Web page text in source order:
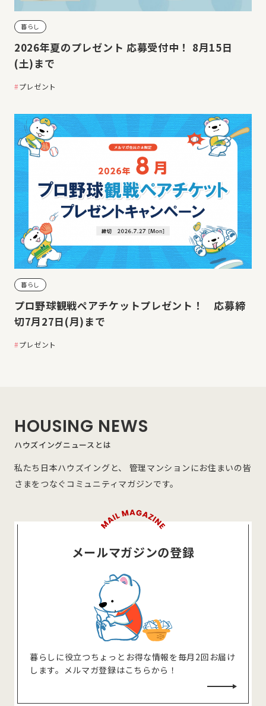
暮らし
2026年夏のプレゼント 応募受付中！ 8月15日
(土)まで
プレゼント
暮らし
プロ野球観戦ペアチケットプレゼント！ 応募締
切7月27日(月)まで
プレゼント
HOUSING NEWS
ハウズイングニュースとは
私たち日本ハウズイングと、 管理マンションにお住まいの皆
さまをつなぐコミュニティマガジンです。
メールマガジンの登録
暮らしに役⽴つちょっとお得な情報を毎⽉2回お届け
します。メルマガ登録はこちらから！